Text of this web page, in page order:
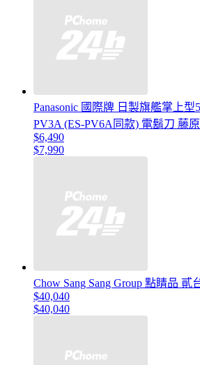
Panasonic 國際牌 日製旗艦掌上
PV3A (ES-PV6A同款) 電鬍刀 藤
$6,490
$7,990
Chow Sang Sang Group 點睛品 貳
$40,040
$40,040